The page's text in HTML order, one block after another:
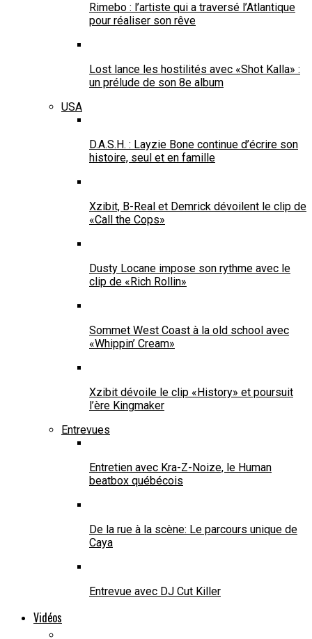
Rimebo : l’artiste qui a traversé l’Atlantique
pour réaliser son rêve
Lost lance les hostilités avec «Shot Kalla» :
un prélude de son 8e album
USA
D.A.S.H. : Layzie Bone continue d’écrire son
histoire, seul et en famille
Xzibit, B-Real et Demrick dévoilent le clip de
«Call the Cops»
Dusty Locane impose son rythme avec le
clip de «Rich Rollin»
Sommet West Coast à la old school avec
«Whippin’ Cream»
Xzibit dévoile le clip «History» et poursuit
l’ère Kingmaker
Entrevues
Entretien avec Kra-Z-Noize, le Human
beatbox québécois
De la rue à la scène: Le parcours unique de
Caya
Entrevue avec DJ Cut Killer
Vidéos